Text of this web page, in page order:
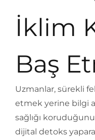
İklim
Baş
Uzmanlar, sürekli
etmek yerine bilgi
sağlığı
dijital detoks